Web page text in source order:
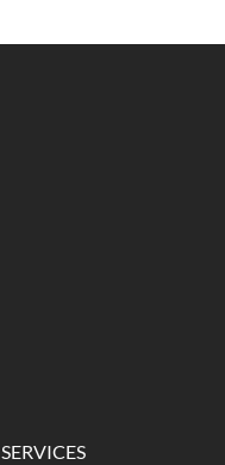
SERVICES